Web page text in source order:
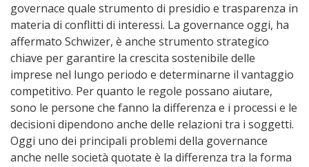
governace quale strumento di presidio e trasparenza in
materia di conflitti di interessi. La governance oggi, ha
affermato Schwizer, è anche strumento strategico
chiave per garantire la crescita sostenibile delle
imprese nel lungo periodo e determinarne il vantaggio
competitivo. Per quanto le regole possano aiutare,
sono le persone che fanno la differenza e i processi e le
decisioni dipendono anche delle relazioni tra i soggetti.
Oggi uno dei principali problemi della governance
anche nelle società quotate è la differenza tra la forma